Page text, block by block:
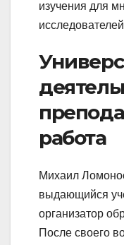
изучения для
работа
Михаил
выдающийся
организатор
После своего